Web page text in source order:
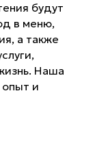
будут
в меню,
а также
Наша
опыт и